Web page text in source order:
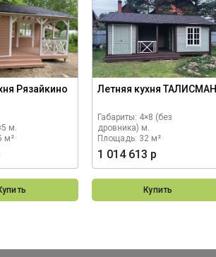
Рязайкино
м.
м²
Летняя кухня ТАЛИСМАН
Габариты: 4×8 (без
дровника) м.
Площадь: 32 м²
1 014 613 р
Купить